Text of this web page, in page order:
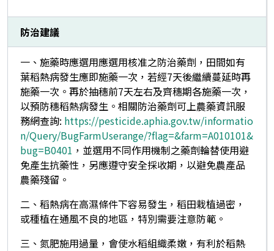
防治建議
一、施藥時應選用應選用核准之防治藥劑，田間如有
葉稻熱病發生應即施藥一次，若經7天後繼續蔓延時再
施藥一次。再於抽穗前7天左右及齊穗期各施藥一次，
以預防穗稻熱病發生。相關防治藥劑可上農藥資訊服
務網查詢: https://pesticide.aphia.gov.tw/informatio
n/Query/BugFarmUserange/?flag=&farm=A010101&
bug=B0401 ，並選用不同作用機制之藥劑輪替使用避
免產生抗藥性，另應遵守安全採收期，以避免農產品
農藥殘留。
二、稻熱病在高濕條件下容易發生，稻田栽植過密，
或種植在通風不良的地區，特別需要注意防範。
三、氮肥施用過量，會使水稻組織柔嫩，有利於稻熱